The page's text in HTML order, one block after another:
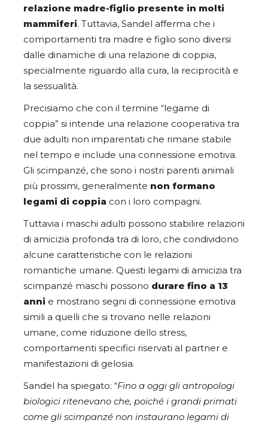
relazione madre-figlio presente in molti
mammiferi. Tuttavia, Sandel afferma che i
comportamenti tra madre e figlio sono diversi
dalle dinamiche di una relazione di coppia,
specialmente riguardo alla cura, la reciprocità e
la sessualità.
Precisiamo che con il termine “legame di
coppia” si intende una relazione cooperativa tra
due adulti non imparentati che rimane stabile
nel tempo e include una connessione emotiva.
Gli scimpanzé, che sono i nostri parenti animali
più prossimi, generalmente non formano
legami di coppia con i loro compagni.
Tuttavia i maschi adulti possono stabilire relazioni
di amicizia profonda tra di loro, che condividono
alcune caratteristiche con le relazioni
romantiche umane. Questi legami di amicizia tra
scimpanzé maschi possono durare fino a 13
anni e mostrano segni di connessione emotiva
simili a quelli che si trovano nelle relazioni
umane, come riduzione dello stress,
comportamenti specifici riservati al partner e
manifestazioni di gelosia.
Sandel ha spiegato: “Fino a oggi gli antropologi
biologici ritenevano che, poiché i grandi primati
come gli scimpanzé non instaurano legami di